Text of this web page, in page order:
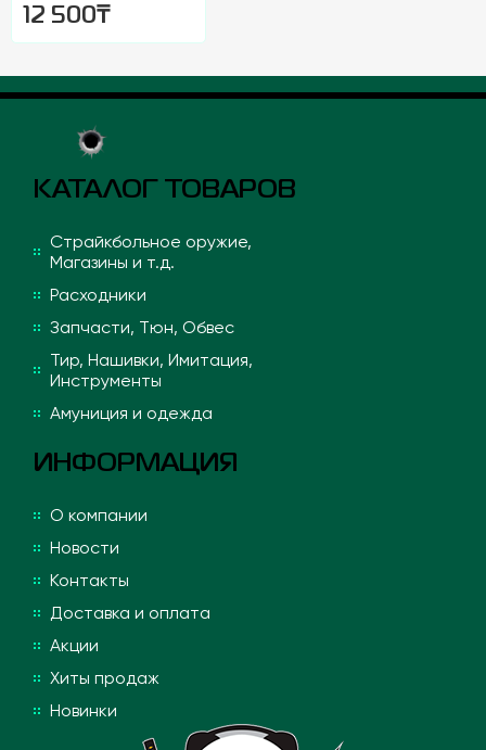
12 500₸
КАТАЛОГ ТОВАРОВ
Страйкбольное оружие,
Магазины и т.д.
Расходники
Запчасти, Тюн, Обвес
Тир, Нашивки, Имитация,
Инструменты
Амуниция и одежда
ИНФОРМАЦИЯ
О компании
Новости
Контакты
Доставка и оплата
Акции
Хиты продаж
Новинки